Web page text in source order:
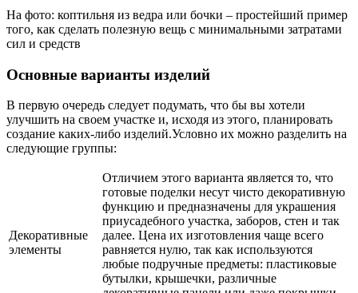
На фото: коптильня из ведра или бочки – простейший пример
того, как сделать полезную вещь с минимальными затратами
сил и средств
Основные варианты изделий
В первую очередь следует подумать, что бы вы хотели
улучшить на своем участке и, исходя из этого, планировать
создание каких-либо изделий.Условно их можно разделить на
следующие группы:
Декоративные
элементы
Отличием этого варианта является то, что
готовые поделки несут чисто декоративную
функцию и предназначены для украшения
приусадебного участка, заборов, стен и так
далее. Цена их изготовления чаще всего
равняется нулю, так как используются
любые подручные предметы: пластиковые
бутылки, крышечки, различные